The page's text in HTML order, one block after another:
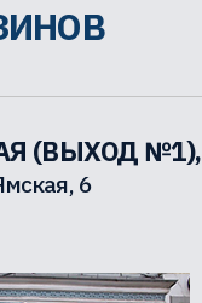
(ВЫХОД №1),
6